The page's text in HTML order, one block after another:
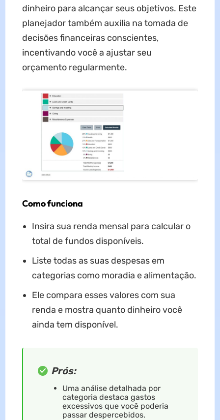
dinheiro para alcançar seus objetivos. Este
planejador também auxilia na tomada de
decisões financeiras conscientes,
incentivando você a ajustar seu
orçamento regularmente.
Como funciona
Insira sua renda mensal para calcular o
total de fundos disponíveis.
Liste todas as suas despesas em
categorias como moradia e alimentação.
Ele compara esses valores com sua
renda e mostra quanto dinheiro você
ainda tem disponível.
Prós:
Uma análise detalhada por
categoria destaca gastos
excessivos que você poderia
passar despercebidos.